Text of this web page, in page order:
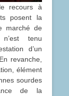
recours à
posent la
marché de
tenu
d’un
revanche,
élément
sourdes
de la